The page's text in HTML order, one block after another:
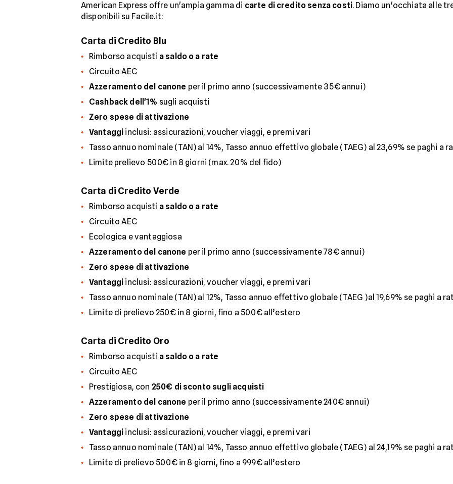
American Express offre un'ampia gamma di carte di credito senza costi. Diamo un'occhiata alle
disponibili su Facile.it:
Carta di Credito Blu
Rimborso acquisti a saldo o a rate
Circuito AEC
Azzeramento del canone per il primo anno (successivamente 35€ annui)
Cashback dell'1% sugli acquisti
Zero spese di attivazione
Vantaggi inclusi: assicurazioni, voucher viaggi, e premi vari
Tasso annuo nominale (TAN) al 14%, Tasso annuo effettivo globale (TAEG) al 23,69% se paghi a
Limite prelievo 500€ in 8 giorni (max. 20% del fido)
Carta di Credito Verde
Rimborso acquisti a saldo o a rate
Circuito AEC
Ecologica e vantaggiosa
Azzeramento del canone per il primo anno (successivamente 78€ annui)
Zero spese di attivazione
Vantaggi inclusi: assicurazioni, voucher viaggi, e premi vari
Tasso annuo nominale (TAN) al 12%, Tasso annuo effettivo globale (TAEG )al 19,69% se paghi a
Limite di prelievo 250€ in 8 giorni, fino a 500€ all’estero
Carta di Credito Oro
Rimborso acquisti a saldo o a rate
Circuito AEC
Prestigiosa, con 250€ di sconto sugli acquisti
Azzeramento del canone per il primo anno (successivamente 240€ annui)
Zero spese di attivazione
Vantaggi inclusi: assicurazioni, voucher viaggi, e premi vari
Tasso annuo nominale (TAN) al 14%, Tasso annuo effettivo globale (TAEG) al 24,19% se paghi a
Limite di prelievo 500€ in 8 giorni, fino a 999€ all’estero